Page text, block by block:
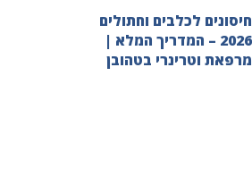
חיסונים לכלבים וחתולים
2026 – המדריך המלא |
מרפאת וטרינרי בטהובן